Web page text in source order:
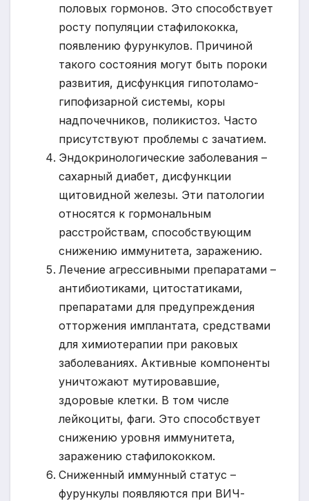
половых гормонов. Это способствует
росту популяции стафилококка,
появлению фурункулов. Причиной
такого состояния могут быть пороки
развития, дисфункция гипотоламо-
гипофизарной системы, коры
надпочечников, поликистоз. Часто
присутствуют проблемы с зачатием.
Эндокринологические заболевания –
сахарный диабет, дисфункции
щитовидной железы. Эти патологии
относятся к гормональным
расстройствам, способствующим
снижению иммунитета, заражению.
Лечение агрессивными препаратами –
антибиотиками, цитостатиками,
препаратами для предупреждения
отторжения имплантата, средствами
для химиотерапии при раковых
заболеваниях. Активные компоненты
уничтожают мутировавшие,
здоровые клетки. В том числе
лейкоциты, фаги. Это способствует
снижению уровня иммунитета,
заражению стафилококком.
Сниженный иммунный статус –
фурункулы появляются при ВИЧ-